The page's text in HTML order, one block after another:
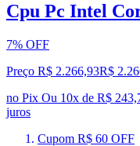
Cpu Pc Intel
7% OFF
Preço R$ 2.266,93R$
no Pix Ou 10x de R$
juros
Cupom R$ 60 OFF